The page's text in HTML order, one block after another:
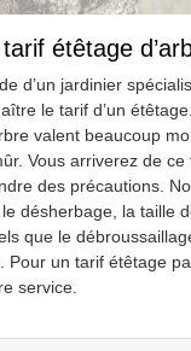
étêtage
d’un jardinier
le tarif d’un
valent beaucoup
Vous arriverez de
des précautions.
désherbage, la taille
que le
Pour un tarif étêtage
service.